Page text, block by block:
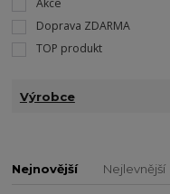
Akce
Doprava ZDARMA
TOP produkt
Výrobce
Nejnovější Nejlevnější